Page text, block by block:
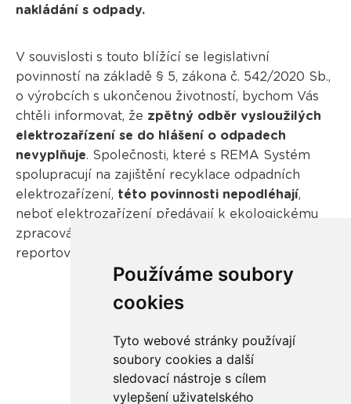
Používáme soubory
cookies
Tyto webové stránky používají
soubory cookies a další
sledovací nástroje s cílem
vylepšení uživatelského
nakládání s odpady.
V souvislosti s touto blížící se legislativní
povinností na základě § 5, zákona č. 542/2020 Sb.,
o výrobcích s ukončenou životností, bychom Vás
chtěli informovat, že zpětný odběr vysloužilých
elektrozařízení se do hlášení o odpadech
nevyplňuje. Společnosti, které s REMA Systém
spolupracují na zajištění recyklace odpadních
elektrozařízení, této povinnosti nepodléhají,
neboť elektrozařízení předávají k ekologickému
zpracování v režimu zpětného odběru, který je
reportován následně kolektivním systémem.